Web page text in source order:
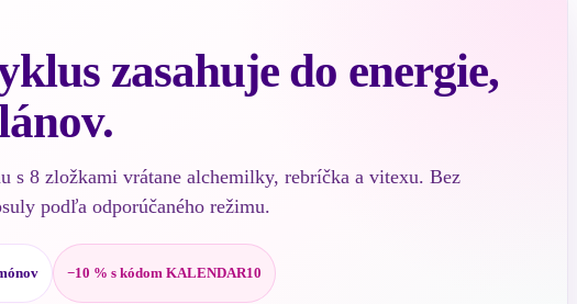
zasahuje do energie,
s 8 zložkami vrátane alchemilky, rebríčka a vitexu. Bez
podľa odporúčaného režimu.
−10 % s kódom KALENDAR10